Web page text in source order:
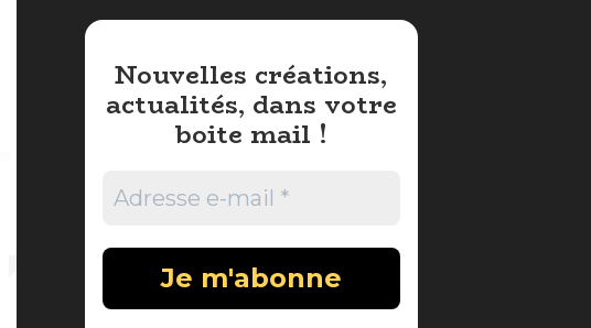
Nouvelles créations,
actualités, dans votre
boite mail !